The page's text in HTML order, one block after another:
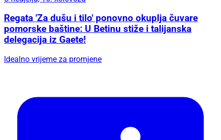
Regata 'Za dušu i tilo' ponovno okuplja čuvare
pomorske baštine: U Betinu stiže i talijanska
delegacija iz Gaete!
Idealno vrijeme za promjene